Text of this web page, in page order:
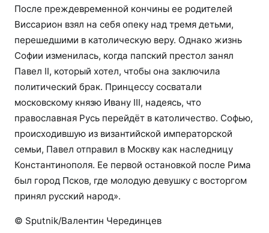
После преждевременной кончины ее родителей
Виссарион взял на себя опеку над тремя детьми,
перешедшими в католическую веру. Однако жизнь
Софии изменилась, когда папский престол занял
Павел II, который хотел, чтобы она заключила
политический брак. Принцессу сосватали
московскому князю Ивану III, надеясь, что
православная Русь перейдёт в католичество. Софью,
происходившую из византийской императорской
семьи, Павел отправил в Москву как наследницу
Константинополя. Ее первой остановкой после Рима
был город Псков, где молодую девушку с восторгом
принял русский народ».
© Sputnik/Валентин Черединцев